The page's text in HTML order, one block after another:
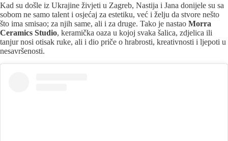
Kad su došle iz Ukrajine živjeti u Zagreb, Nastija i Jana donijele su sa
sobom ne samo talent i osjećaj za estetiku, već i želju da stvore nešto
što ima smisao; za njih same, ali i za druge. Tako je nastao Morra
Ceramics Studio, keramička oaza u kojoj svaka šalica, zdjelica ili
tanjur nosi otisak ruke, ali i dio priče o hrabrosti, kreativnosti i ljepoti u
nesavršenosti.